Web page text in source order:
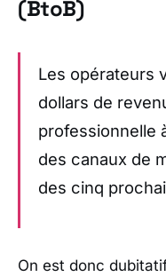
(BtoB)
Les opérateurs
dollars de
professionnelle
des canaux de
des cinq
On est donc